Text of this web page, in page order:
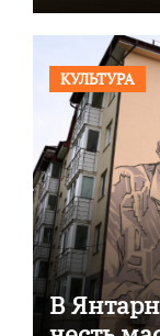
КУЛЬТУРА
В